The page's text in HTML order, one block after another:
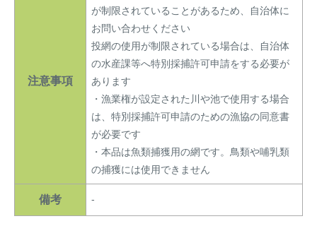
注意事項
が制限されていることがあるため、自治体に
お問い合わせください
投網の使用が制限されている場合は、自治体
の水産課等へ特別採捕許可申請をする必要が
あります
・漁業権が設定された川や池で使用する場合
は、特別採捕許可申請のための漁協の同意書
が必要です
・本品は魚類捕獲用の網です。鳥類や哺乳類
の捕獲には使用できません
備考 -